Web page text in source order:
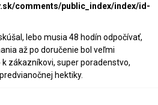
comments/public_index/index/id-
lebo musia 48 hodín odpočívať,
až po doručenie bol veľmi
zákazníkovi, super poradenstvo,
hektiky.